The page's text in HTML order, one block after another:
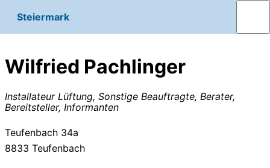
Steiermark
Wilfried Pachlinger
Installateur Lüftung, Sonstige Beauftragte, Berater,
Bereitsteller, Informanten
Teufenbach 34a
8833 Teufenbach